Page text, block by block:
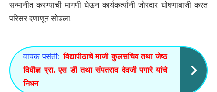
सन्मानीत करण्याची मागणी घेऊन कार्यकर्त्यांनी जोरदार घोषणाबाजी करत
परिसर दणाणून सोडला.
वाचक पसंती: विद्यापीठाचे माजी कुलसचिव तथा जेष्ठ
विधीज्ञ प्रा. एस डी तथा संपतराव देवजी पगारे यांचे
निधन